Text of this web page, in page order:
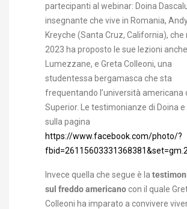
partecipanti al webinar: Doina
insegnante che vive in Romania,
Kreyche (Santa Cruz, California), che
2023 ha proposto le sue lezioni anche
Lumezzane, e Greta Colleoni, una
studentessa bergamasca che sta
frequentando l’università americana
Superior. Le testimonianze di Doina
sulla pagina
https://www.facebook.com/photo/?
Invece quella che segue è la
sul freddo americanocon il quale
Colleoni ha imparato a convivere